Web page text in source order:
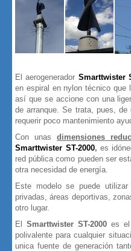
El aerogenerador Smarttwister
en espiral en nylon técnico
así que se accione con una
de arranque. Se trata, pues,
requerir poco mantenimiento
Con unasdimensiones
Smarttwister ST-2000,es
red pública como pueden ser
otra necesidad de energía.
Este modelo se puede
privadas, áreas deportivas,
otro lugar.
ElSmarttwister ST-2000es el
polivalente para cualquier
unica fuente de generación